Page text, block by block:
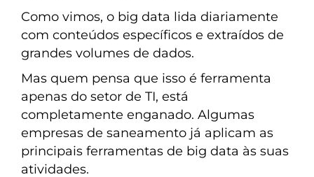
Como vimos, o big data lida diariamente
com conteúdos específicos e extraídos de
grandes volumes de dados.
Mas quem pensa que isso é ferramenta
apenas do setor de TI, está
completamente enganado. Algumas
empresas de saneamento já aplicam as
principais ferramentas de big data às suas
atividades.